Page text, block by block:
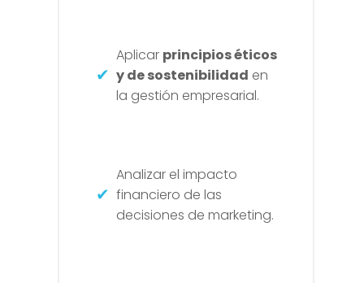
Aplicar principios éticos
y de sostenibilidad en
la gestión empresarial.
Analizar el impacto
financiero de las
decisiones de marketing.